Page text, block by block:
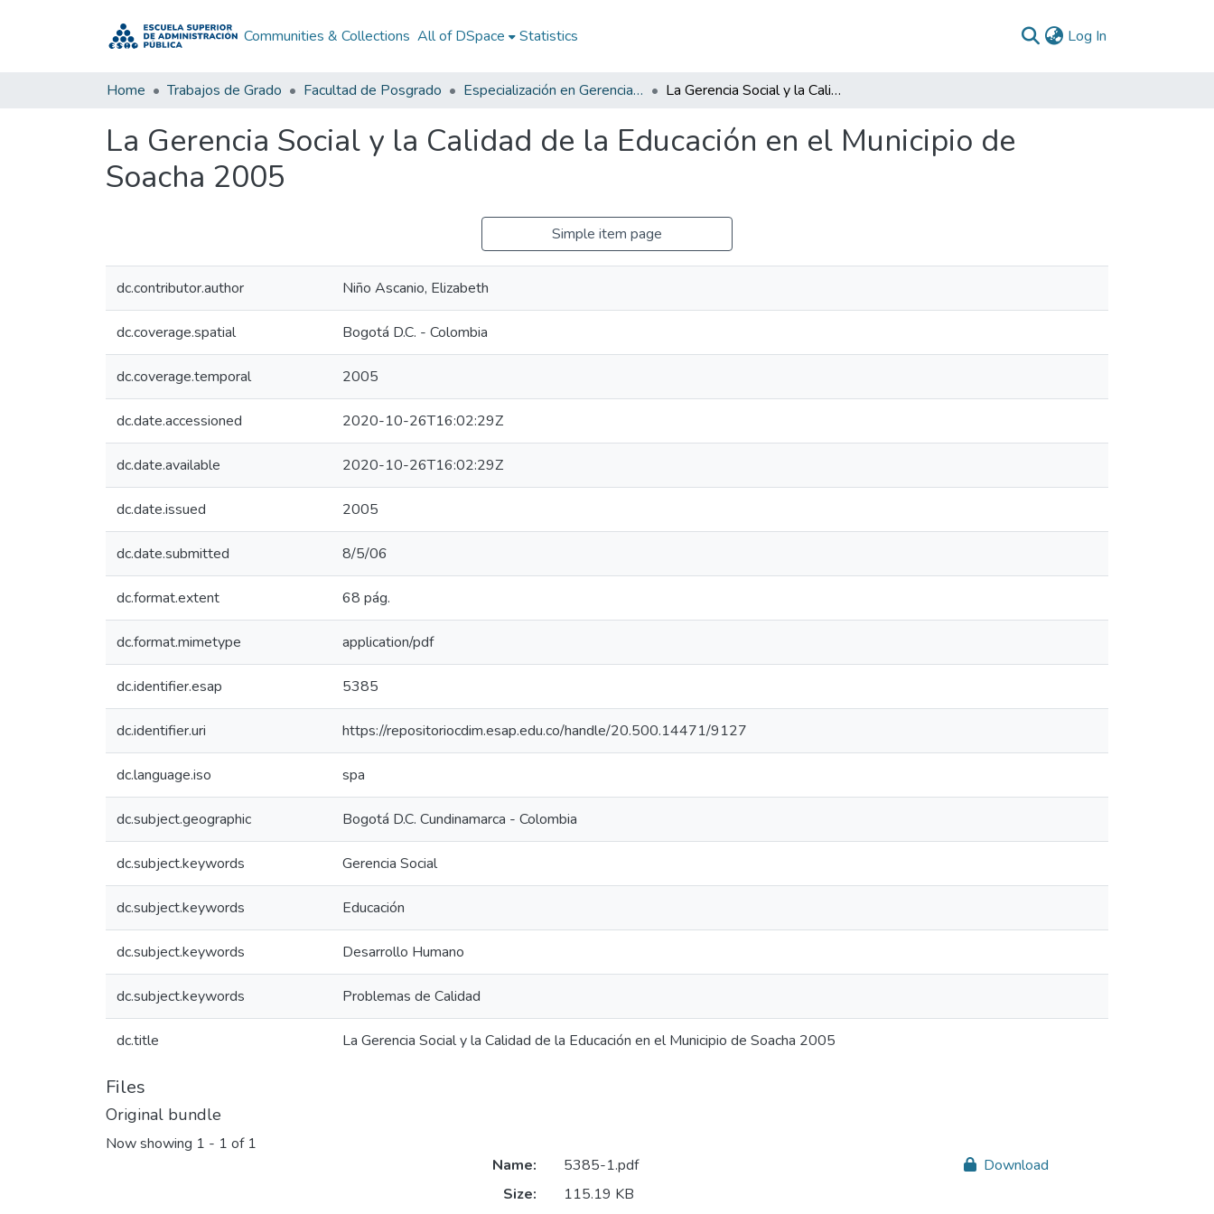
Communities & Collections All of DSpace Statistics Log In
Home Trabajos de Grado Facultad de Posgrado Especialización en Gerencia Social La Gerencia Social y la Calidad de la Educación en el Municipio de Soacha 2005
La Gerencia Social y la Calidad de la Educación en el Municipio de
Soacha 2005
Simple item page
dc.contributor.author Niño Ascanio, Elizabeth
dc.coverage.spatial Bogotá D.C. - Colombia
dc.coverage.temporal 2005
dc.date.accessioned 2020-10-26T16:02:29Z
dc.date.available 2020-10-26T16:02:29Z
dc.date.issued 2005
dc.date.submitted 8/5/06
dc.format.extent 68 pág.
dc.format.mimetype application/pdf
dc.identifier.esap 5385
dc.identifier.uri https://repositoriocdim.esap.edu.co/handle/20.500.14471/9127
dc.language.iso spa
dc.subject.geographic Bogotá D.C. Cundinamarca - Colombia
dc.subject.keywords Gerencia Social
dc.subject.keywords Educación
dc.subject.keywords Desarrollo Humano
dc.subject.keywords Problemas de Calidad
dc.title La Gerencia Social y la Calidad de la Educación en el Municipio de Soacha 2005
Files
Original bundle
Now showing 1 - 1 of 1
Name:
5385-1.pdf
Size:
115.19 KB
Download